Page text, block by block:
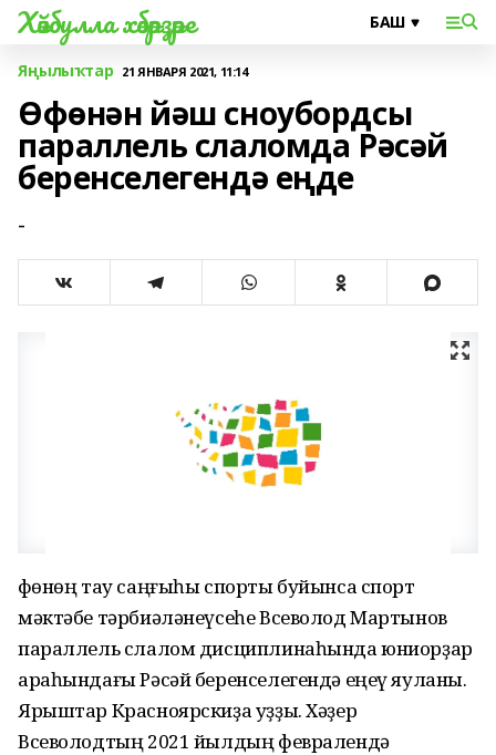
Хәйбулла хәбәрҙәре
Яңылыҡтар 21 ЯНВАРЯ 2021, 11:14
Өфөнән йәш сноубордсы
параллель слаломда Рәсәй
беренселегендә еңде
-
Өфөнөң тау саңғыһы спорты буйынса спорт
мәктәбе тәрбиәләнеүсеһе Всеволод Мартынов
параллель слалом дисциплинаһында юниорҙар
араһындағы Рәсәй беренселегендә еңеү яуланы.
Ярыштар Красноярскиҙа уҙҙы. Хәҙер
Всеволодтың 2021 йылдың февралендә